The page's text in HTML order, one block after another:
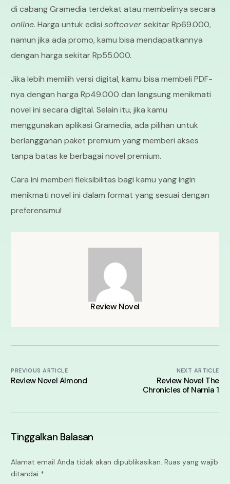
di cabang Gramedia terdekat atau membelinya secara
online. Harga untuk edisisoftcoversekitar Rp69.000,
namun jika ada promo, kamu bisa mendapatkannya
dengan harga sekitar Rp55.000.
Jika lebih memilih versi digital, kamu bisa membeli PDF-
nya dengan harga Rp49.000 dan langsung menikmati
novel ini secara digital. Selain itu, jika kamu
menggunakan aplikasi Gramedia, ada pilihan untuk
berlangganan paket premium yang memberi akses
tanpa batas ke berbagai novel premium.
Cara ini memberi fleksibilitas bagi kamu yang ingin
menikmati novel ini dalam format yang sesuai dengan
preferensimu!
Review Novel
PREVIOUS ARTICLE
Review Novel Almond
NEXT ARTICLE
Review Novel The
Chronicles of Narnia 1
Tinggalkan Balasan
Alamat email Anda tidak akan dipublikasikan. Ruas yang wajib
ditandai *